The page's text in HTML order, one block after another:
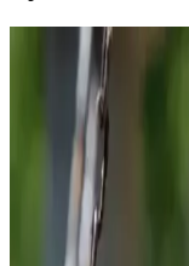
Evde Kolayca
Sağlıklı Tatlı
Evde bulunan temel
tatlı tarifleri, farklı
sunuyor. Tatlı
Gıda ve İçecek
Tüketici